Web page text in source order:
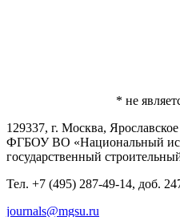
* не
129337, г. Москва,
ФГБОУ ВО «Национальный
государственный
Тел. +7 (495) 287-49-14, доб.
journals@mgsu.ru